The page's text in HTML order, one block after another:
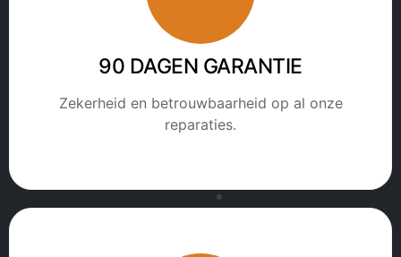
90 DAGEN GARANTIE
Zekerheid en betrouwbaarheid op al onze
reparaties.